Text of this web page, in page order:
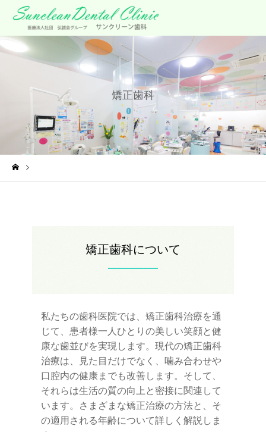
矯正歯科
矯正歯科について
私たちの歯科医院では、矯正歯科治療を通
じて、患者様一人ひとりの美しい笑顔と健
康な歯並びを実現します。現代の矯正歯科
治療は、見た目だけでなく、噛み合わせや
口腔内の健康までも改善します。そして、
それらは生活の質の向上と密接に関連して
います。さまざまな矯正治療の方法と、そ
の適用される年齢について詳しく解説しま